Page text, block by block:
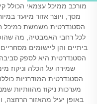
מורכב ממיכל עצמאי הכולל
מסך, ויוצר אזור מיועד
הסטנדרטית משמשת כמיכל
לכל רחבי האמבטיה, מה
ביתיים והן ליישומים
הסטנדרטית היא לספק סביבה
שמירה על הכלה וניקוז
הסטנדרטית המודרניות
מערכות ניקוז מהוותיות
באופן יעיל מהאזור הרחצה,